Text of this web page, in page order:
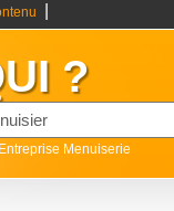
?
Menuiserie